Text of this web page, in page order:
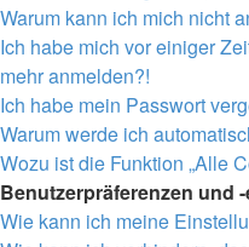
Warum kann ich mich nicht
Ich habe mich vor einiger
mehr anmelden?!
Ich habe mein Passwort
Warum werde ich
Wozu ist die Funktion „Alle
Benutzerpräferenzen und
Wie kann ich meine